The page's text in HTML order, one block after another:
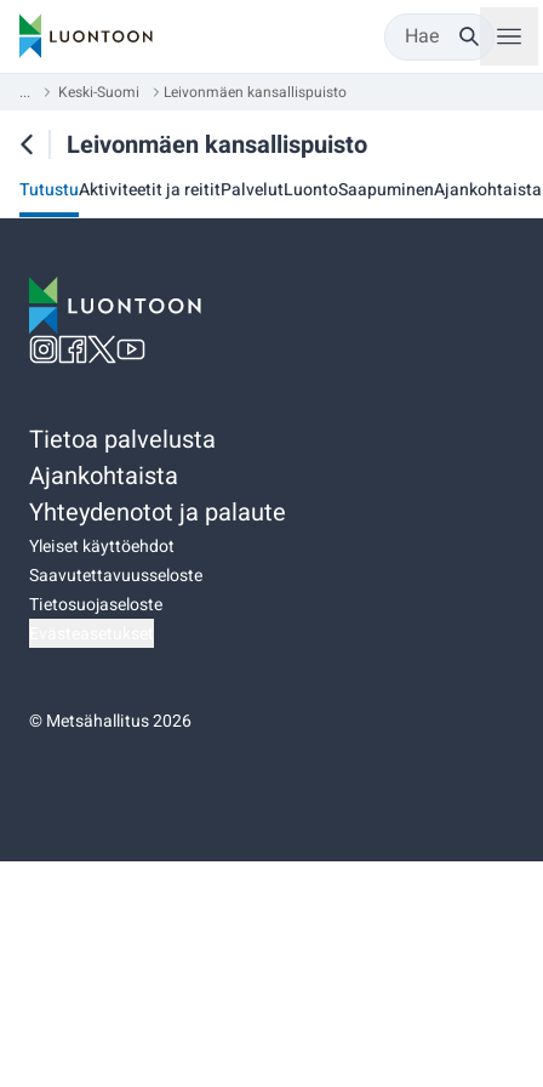
Hae
... Keski-Suomi Leivonmäen kansallispuisto
Leivonmäen kansallispuisto
TutustuAktiviteetit ja reititPalvelutLuontoSaapuminenAjankohtaista
Tietoa palvelusta
Ajankohtaista
Yhteydenotot ja palaute
Yleiset käyttöehdot
Saavutettavuusseloste
Tietosuojaseloste
©Metsähallitus 2026